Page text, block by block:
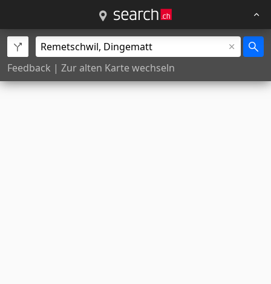
Feedback | Zur alten Karte wechseln